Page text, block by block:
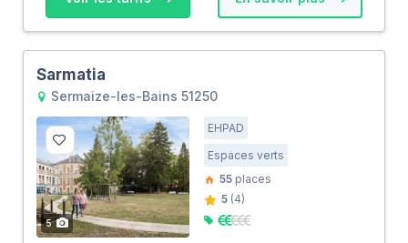
Sarmatia
Sermaize-les-Bains 51250
5
EHPAD
Espaces verts
55 places
5 (4)